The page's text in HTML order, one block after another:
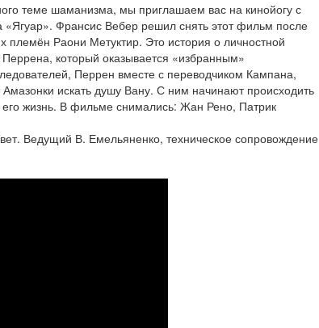
теме шаманизма, мы приглашаем вас на кинойогу с
Франсис Вебер решил снять этот фильм после
племён Раони Метуктир. Это история о личностной
который оказывается «избранным»
Перрен вместе с переводчиком Кампана,
искать душу Вану. С ним начинают происходить
жизнь. В фильме снимались: Жан Рено, Патрик
Ведущий В. Емельяненко, техническое сопровождение